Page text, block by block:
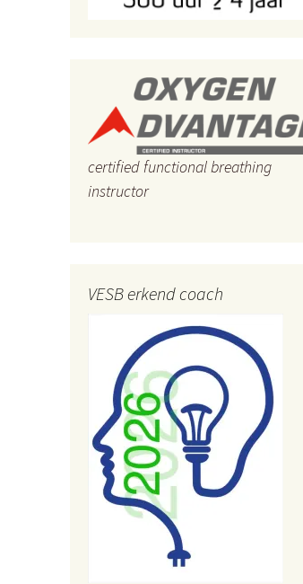
Hoe de gewrichten
soepel houden
Bewezen: meditatie
helpt tegen angst en
stress
Hoe ver je geraakt heeft
geen enkel belang
Wie ben jij? Kom tot je
zelf.
Yoga is niet willen
kunnen, maar laten
komen
Niemand moet me
zeggen hoe ik moet
ademen!
certified functional breathing
instructor
VESB erkend coach